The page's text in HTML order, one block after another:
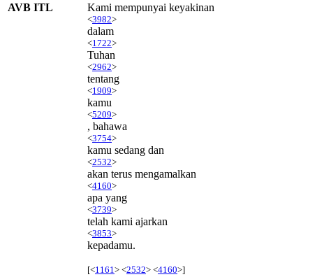
AVB ITL Kami mempunyai keyakinan
<3982>
dalam
<1722>
Tuhan
<2962>
tentang
<1909>
kamu
<5209>
, bahawa
<3754>
kamu sedang dan
<2532>
akan terus mengamalkan
<4160>
apa yang
<3739>
telah kami ajarkan
<3853>
kepadamu.
[<1161 > <2532> <4160>]